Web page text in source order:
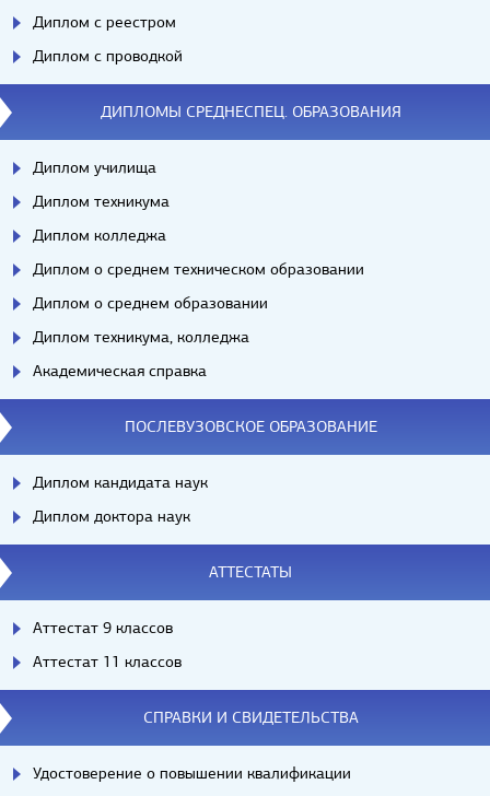
Диплом с реестром
Диплом с проводкой
ДИПЛОМЫ СРЕДНЕСПЕЦ. ОБРАЗОВАНИЯ
Диплом училища
Диплом техникума
Диплом колледжа
Диплом о среднем техническом образовании
Диплом о среднем образовании
Диплом техникума, колледжа
Академическая справка
ПОСЛЕВУЗОВСКОЕ ОБРАЗОВАНИЕ
Диплом кандидата наук
Диплом доктора наук
АТТЕСТАТЫ
Аттестат 9 классов
Аттестат 11 классов
СПРАВКИ И СВИДЕТЕЛЬСТВА
Удостоверение о повышении квалификации